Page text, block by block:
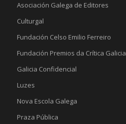
Asociación Galega de Editores
Culturgal
Fundación Celso Emilio Ferreiro
Fundación Premios da Crítica Galicia
Galicia Confidencial
Luzes
Nova Escola Galega
Praza Pública